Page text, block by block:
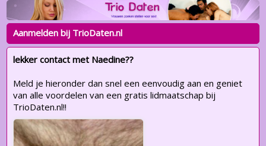
Aanmelden bij TrioDaten.nl
lekker contact met Naedine??
Meld je hieronder dan snel een eenvoudig aan en geniet
van alle voordelen van een gratis lidmaatschap bij
TrioDaten.nl!!